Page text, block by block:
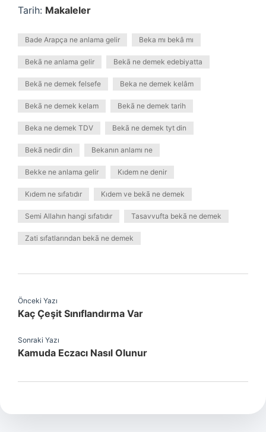
Tarih: Makaleler
Bade Arapça ne anlama gelir Beka mı bekâ mı
Bekā ne anlama gelir Bekā ne demek edebiyatta
Bekā ne demek felsefe Beka ne demek kelâm
Bekā ne demek kelam Bekā ne demek tarih
Beka ne demek TDV Bekā ne demek tyt din
Bekā nedir din Bekanın anlamı ne
Bekke ne anlama gelir Kıdem ne denir
Kıdem ne sıfatıdır Kıdem ve bekā ne demek
Semi Allahın hangi sıfatıdır Tasavvufta bekā ne demek
Zati sıfatlarından bekā ne demek
Önceki Yazı
Kaç Çeşit Sınıflandırma Var
Sonraki Yazı
Kamuda Eczacı Nasıl Olunur